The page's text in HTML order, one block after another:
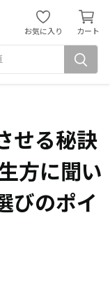
お気に入り カート
カ
ー
ト
見
せる秘訣
方に聞い
びのポイ